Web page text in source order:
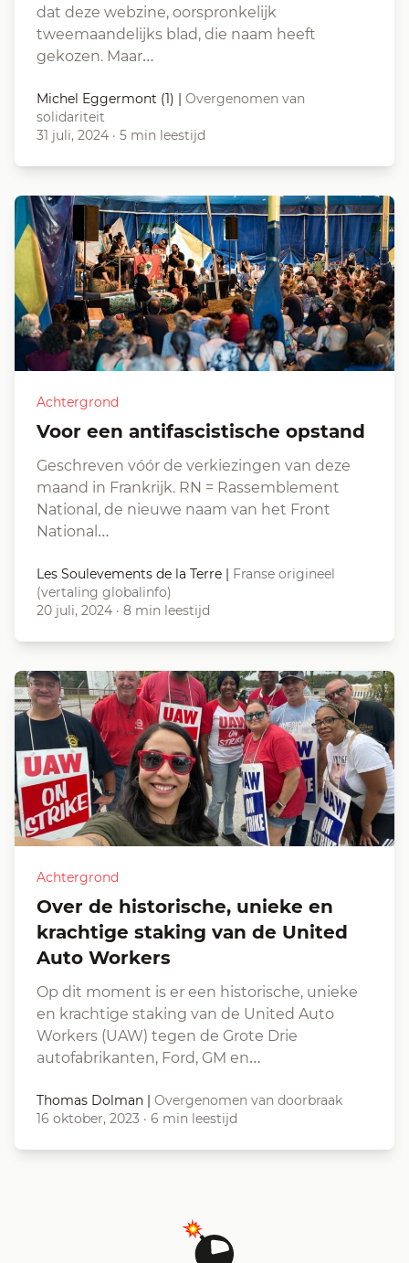
dat deze webzine, oorspronkelijk
tweemaandelijks blad, die naam heeft
gekozen. Maar…
Michel Eggermont (1) | Overgenomen van
solidariteit
31 juli, 2024 · 5 min leestijd
Achtergrond
Voor een antifascistische opstand
Geschreven vóór de verkiezingen van deze
maand in Frankrijk. RN = Rassemblement
National, de nieuwe naam van het Front
National…
Les Soulevements de la Terre | Franse origineel
(vertaling globalinfo)
20 juli, 2024 · 8 min leestijd
Achtergrond
Over de historische, unieke en
krachtige staking van de United
Auto Workers
Op dit moment is er een historische, unieke
en krachtige staking van de United Auto
Workers (UAW) tegen de Grote Drie
autofabrikanten, Ford, GM en…
Thomas Dolman | Overgenomen van doorbraak
16 oktober, 2023 · 6 min leestijd